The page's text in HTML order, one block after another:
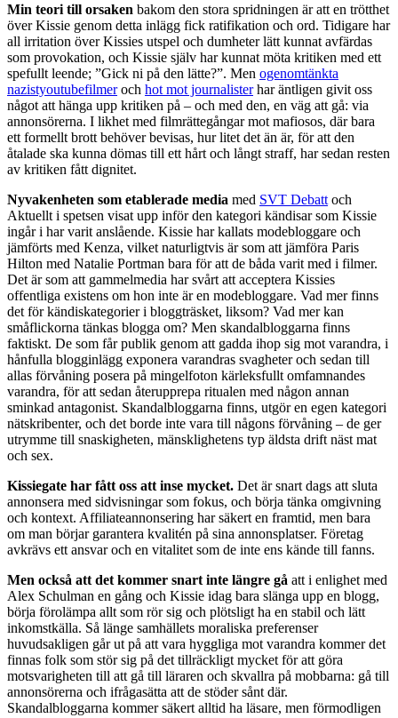
Min teori till orsaken bakom den stora spridningen är att en trötthet
över Kissie genom detta inlägg fick ratifikation och ord. Tidigare har
all irritation över Kissies utspel och dumheter lätt kunnat avfärdas
som provokation, och Kissie själv har kunnat möta kritiken med ett
spefullt leende; ”Gick ni på den lätte?”. Men ogenomtänkta
nazistyoutubefilmeroch hot mot journalisterhar äntligen givit oss
något att hänga upp kritiken på – och med den, en väg att gå: via
annonsörerna. I likhet med filmrättegångar mot mafiosos, där bara
ett formellt brott behöver bevisas, hur litet det än är, för att den
åtalade ska kunna dömas till ett hårt och långt straff, har sedan resten
av kritiken fått dignitet.
Nyvakenheten som etablerade media med SVT Debatt och
Aktuellt i spetsen visat upp inför den kategori kändisar som Kissie
ingår i har varit anslående. Kissie har kallats modebloggare och
jämförts med Kenza, vilket naturligtvis är som att jämföra Paris
Hilton med Natalie Portman bara för att de båda varit med i filmer.
Det är som att gammelmedia har svårt att acceptera Kissies
offentliga existens om hon inte är en modebloggare. Vad mer finns
det för kändiskategorier i bloggträsket, liksom? Vad mer kan
småflickorna tänkas blogga om? Men skandalbloggarna finns
faktiskt. De som får publik genom att gadda ihop sig mot varandra, i
hånfulla blogginlägg exponera varandras svagheter och sedan till
allas förvåning posera på mingelfoton kärleksfullt omfamnandes
varandra, för att sedan återupprepa ritualen med någon annan
sminkad antagonist. Skandalbloggarna finns, utgör en egen kategori
nätskribenter, och det borde inte vara till någons förvåning – de ger
utrymme till snaskigheten, mänsklighetens typ äldsta drift näst mat
och sex.
Kissiegate har fått oss att inse mycket. Det är snart dags att sluta
annonsera med sidvisningar som fokus, och börja tänka omgivning
och kontext. Affiliateannonsering har säkert en framtid, men bara
om man börjar garantera kvalitén på sina annonsplatser. Företag
avkrävs ett ansvar och en vitalitet som de inte ens kände till fanns.
Men också att det kommer snart inte längre gå att i enlighet med
Alex Schulman en gång och Kissie idag bara slänga upp en blogg,
börja förolämpa allt som rör sig och plötsligt ha en stabil och lätt
inkomstkälla. Så länge samhällets moraliska preferenser
huvudsakligen går ut på att vara hyggliga mot varandra kommer det
finnas folk som stör sig på det tillräckligt mycket för att göra
motsvarigheten till att gå till läraren och skvallra på mobbarna: gå till
annonsörerna och ifrågasätta att de stöder sånt där.
Skandalbloggarna kommer säkert alltid ha läsare, men förmodligen